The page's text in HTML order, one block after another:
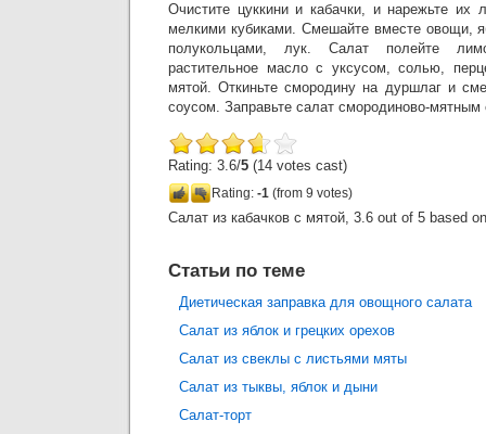
Очистите цуккини и кабачки, и нарежьте их
мелкими кубиками. Смешайте вместе овощи,
полукольцами, лук. Салат полейте
растительное масло с уксусом, солью,
мятой. Откиньте смородину на дуршлаг и
соусом. Заправьте салат смородиново-
Rating: 3.6/5 (14 votes cast)
Rating: -1 (from 9 votes)
Салат из кабачков с мятой, 3.6 out of 5 based
Статьи по теме
Диетическая заправка для овощного салата
Салат из яблок и грецких орехов
Салат из свеклы с листьями мяты
Салат из тыквы, яблок и дыни
Салат-торт